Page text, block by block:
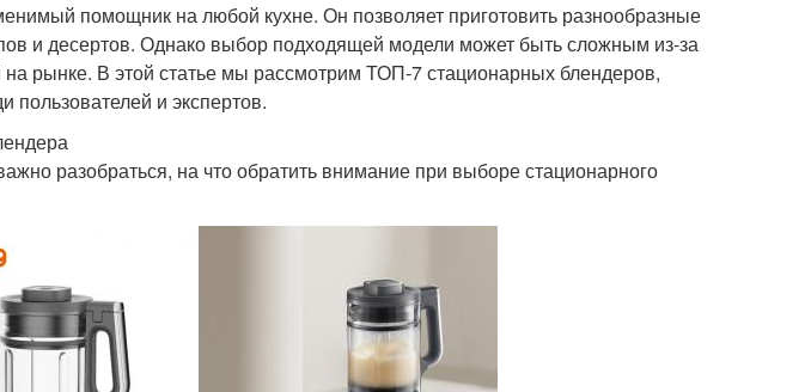
помощник на любой кухне. Он позволяет приготовить разнообразные
и десертов. Однако выбор подходящей модели может быть сложным из-за
рынке. В этой статье мы рассмотрим ТОП-7 стационарных блендеров,
пользователей и экспертов.
разобраться, на что обратить внимание при выборе стационарного